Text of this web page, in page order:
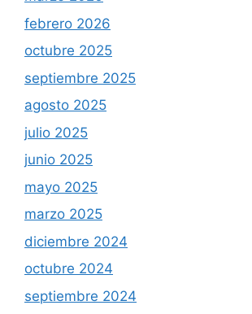
febrero 2026
octubre 2025
septiembre 2025
agosto 2025
julio 2025
junio 2025
mayo 2025
marzo 2025
diciembre 2024
octubre 2024
septiembre 2024